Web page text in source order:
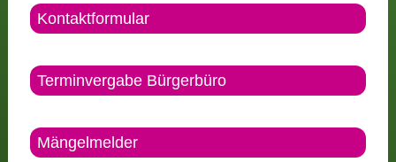
Kontaktformular
Terminvergabe Bürgerbüro
Mängelmelder